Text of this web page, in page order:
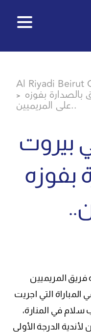
Al Riyadi Beirut
> بالصدارة بفوزه
على المريميين..
بيروت
بفوزه
المريميين
نقاط وبنتيجة (89-83)، في المباراة التي اجريت
في المنارة،
لبنان لأندية الدرجة الأولى